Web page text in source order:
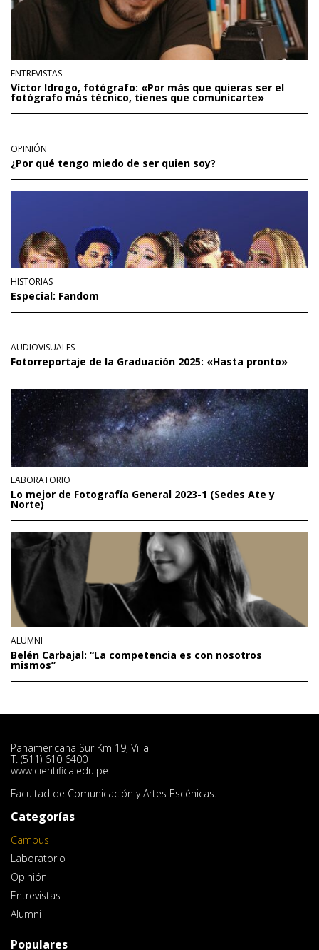
ENTREVISTAS
Víctor Idrogo, fotógrafo: «Por más que quieras ser el
fotógrafo más técnico, tienes que comunicarte»
OPINIÓN
¿Por qué tengo miedo de ser quien soy?
HISTORIAS
Especial: Fandom
AUDIOVISUALES
Fotorreportaje de la Graduación 2025: «Hasta pronto»
LABORATORIO
Lo mejor de Fotografía General 2023-1 (Sedes Ate y
Norte)
ALUMNI
Belén Carbajal: “La competencia es con nosotros
mismos”
Panamericana Sur Km 19, Villa
T. (511) 610 6400
www.cientifica.edu.pe
Facultad de Comunicación y Artes Escénicas.
Categorías
Campus
Laboratorio
Opinión
Entrevistas
Alumni
Populares